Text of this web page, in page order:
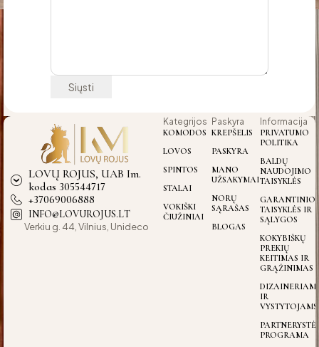
Kategrijos
KOMODOS
LOVOS
SPINTOS
STALAI
VOKIŠKI
ČIUŽINIAI
Paskyra
KREPŠELIS
PASKYRA
MANO
UŽSAKYMAI
NORŲ
SĄRAŠAS
BLOGAS
Informacija
PRIVATUMO
POLITIKA
BALDŲ
NAUDOJIMO
TAISYKLĖS
GARANTINIO
TAISYKLĖS IR
SĄLYGOS
KOKYBIŠKŲ
PREKIŲ
KEITIMAS IR
GRĄŽINIMAS
IR
VYSTYTOJAMS
PROGRAMA
LOVŲ ROJUS, UAB Im.
kodas 305544717
+37069006888
INFO@LOVUROJUS.LT
Verkiu g. 44, Vilnius, Unideco